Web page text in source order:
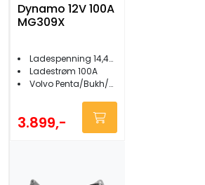
Dynamo 12V 100A
MG309X
Ladespenning 14,4VDC
Ladestrøm 100A
Volvo Penta/Bukh/Marna/Sabb/Nanni
3.899,-